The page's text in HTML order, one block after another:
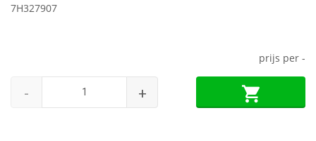
7H327907
prijs per -
- +